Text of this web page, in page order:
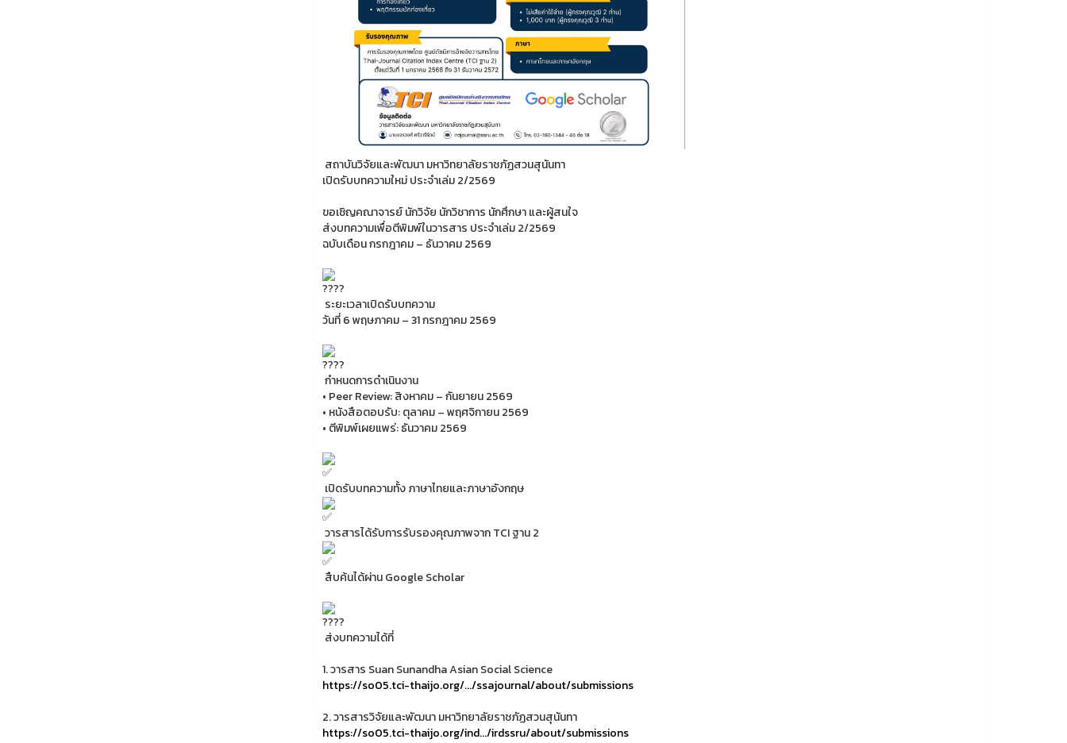
สถาบันวิจัยและพัฒนา มหาวิทยาลัยราชภัฏสวนสุนันทา
เปิดรับบทความใหม่ ประจำเล่ม 2/2569
ขอเชิญคณาจารย์ นักวิจัย นักวิชาการ นักศึกษา และผู้สนใจ
ส่งบทความเพื่อตีพิมพ์ในวารสาร ประจำเล่ม 2/2569
ฉบับเดือน กรกฎาคม – ธันวาคม 2569
ระยะเวลาเปิดรับบทความ
วันที่ 6 พฤษภาคม – 31 กรกฎาคม 2569
กำหนดการดำเนินงาน
• Peer Review: สิงหาคม – กันยายน 2569
• หนังสือตอบรับ: ตุลาคม – พฤศจิกายน 2569
• ตีพิมพ์เผยแพร่: ธันวาคม 2569
เปิดรับบทความทั้ง ภาษาไทยและภาษาอังกฤษ
วารสารได้รับการรับรองคุณภาพจาก TCI ฐาน 2
สืบค้นได้ผ่าน Google Scholar
ส่งบทความได้ที่
1. วารสาร Suan Sunandha Asian Social Science
https://so05.tci-thaijo.org/.../ssajournal/about/submissions
2. วารสารวิจัยและพัฒนา มหาวิทยาลัยราชภัฏสวนสุนันทา
https://so05.tci-thaijo.org/ind.../irdssru/about/submissions